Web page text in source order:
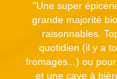
"Une super
grande majorité
raisonnables.
quotidien (il y a
fromages...) ou
et une cave à